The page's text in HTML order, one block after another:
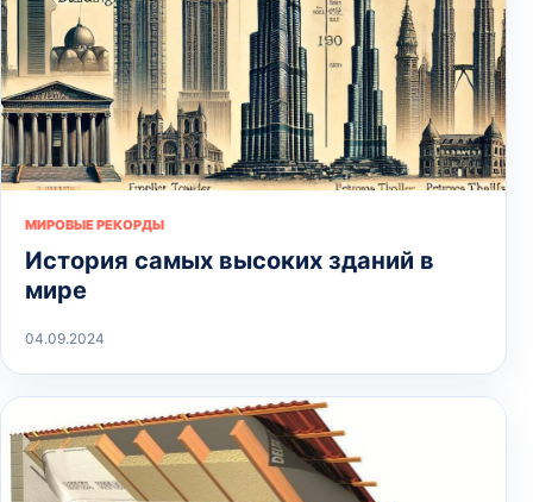
МИРОВЫЕ РЕКОРДЫ
История самых высоких зданий в
мире
04.09.2024